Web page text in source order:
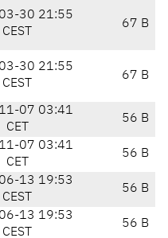
30 21:55
CEST
67 B
30 21:55
CEST
67 B
07 03:41
CET
56 B
07 03:41
CET
56 B
13 19:53
CEST
56 B
13 19:53
CEST
56 B